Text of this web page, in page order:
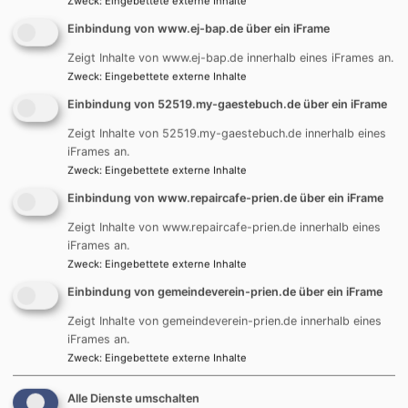
Jetzt Spenden
Evangelische-Termine Minikalender
Einbindung von www.ej-bap.de über ein iFrame
Zeigt Inhalte von www.ej-bap.de innerhalb eines iFrames an.
Zweck: Eingebettete externe Inhalte
Einbindung von 52519.my-gaestebuch.de über ein iFrame
Zeigt Inhalte von 52519.my-gaestebuch.de innerhalb eines
iFrames an.
Zweck: Eingebettete externe Inhalte
Einbindung von www.repaircafe-prien.de über ein iFrame
Zeigt Inhalte von www.repaircafe-prien.de innerhalb eines
iFrames an.
Zweck: Eingebettete externe Inhalte
Einbindung von gemeindeverein-prien.de über ein iFrame
Zeigt Inhalte von gemeindeverein-prien.de innerhalb eines
iFrames an.
Zweck: Eingebettete externe Inhalte
Alle Dienste umschalten